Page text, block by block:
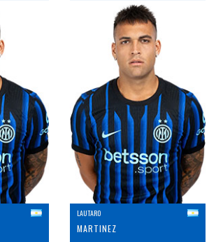
LAUTARO
MARTINEZ